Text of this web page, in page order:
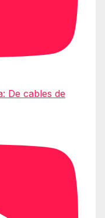
De cables de